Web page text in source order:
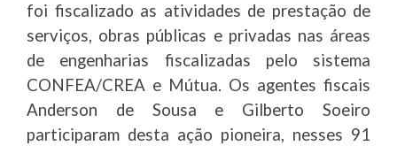
foi fiscalizado as atividades de prestação de
serviços, obras públicas e privadas nas áreas
de engenharias fiscalizadas pelo sistema
CONFEA/CREA e Mútua. Os agentes fiscais
Anderson de Sousa e Gilberto Soeiro
participaram desta ação pioneira, nesses 91